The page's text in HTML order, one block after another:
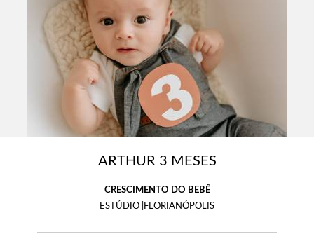
ARTHUR 3 MESES
CRESCIMENTO DO BEBÊ
ESTÚDIO |FLORIANÓPOLIS